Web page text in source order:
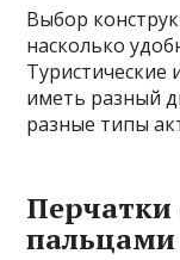
Выбор
насколько
Туристические
иметь разный
разные типы
Перчатки
пальцами